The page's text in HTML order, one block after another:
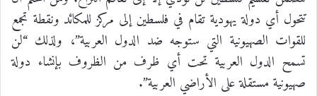
تتحول أي دولة يهودية تقام في فلسطين إلى مركز للمكائد ونقطة تجمع
للقوات الصهيونية التي ستوجه ضد الدول العربية”، ولذلك “لن
تسمح الدول العربية تحت أي ظرف من الظروف بإنشاء دولة
صهيونية مستقلة على الأراضي العربية”.